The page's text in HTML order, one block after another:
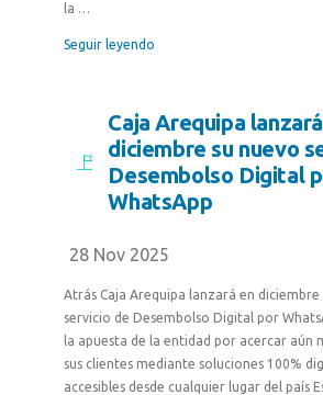
la …
Seguir leyendo
Caja Arequipa
diciembre su nuevo
Desembolso Digital
WhatsApp
28 Nov 2025
Atrás Caja Arequipa lanzará en diciembre
servicio de Desembolso Digital por
la apuesta de la entidad por acercar aún
sus clientes mediante soluciones 100%
accesibles desde cualquier lugar del país